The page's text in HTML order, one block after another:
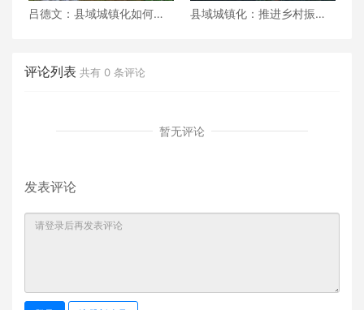
吕德文：县域城镇化如何服
县域城镇化：推进乡村振兴
评论列表 共有 0 条评论
暂无评论
发表评论